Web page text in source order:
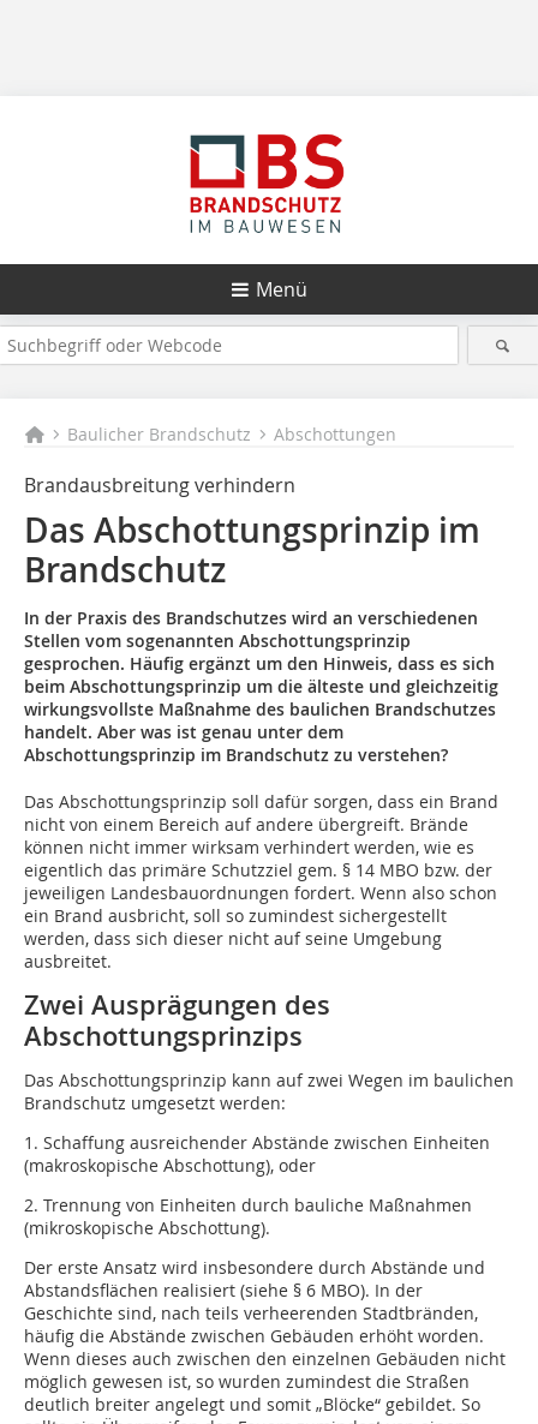
Menü
Baulicher Brandschutz Abschottungen
Brandausbreitung verhindern
Das Abschottungsprinzip im
Brandschutz
In der Praxis des Brandschutzes wird an verschiedenen
Stellen vom sogenannten Abschottungsprinzip
gesprochen. Häufig ergänzt um den Hinweis, dass es sich
beim Abschottungsprinzip um die älteste und gleichzeitig
wirkungsvollste Maßnahme des baulichen Brandschutzes
handelt. Aber was ist genau unter dem
Abschottungsprinzip im Brandschutz zu verstehen?
Das Abschottungsprinzip soll dafür sorgen, dass ein Brand
nicht von einem Bereich auf andere übergreift. Brände
können nicht immer wirksam verhindert werden, wie es
eigentlich das primäre Schutzziel gem. § 14 MBO bzw. der
jeweiligen Landesbauordnungen fordert. Wenn also schon
ein Brand ausbricht, soll so zumindest sichergestellt
werden, dass sich dieser nicht auf seine Umgebung
ausbreitet.
Zwei Ausprägungen des
Abschottungsprinzips
Das Abschottungsprinzip kann auf zwei Wegen im baulichen
Brandschutz umgesetzt werden:
1. Schaffung ausreichender Abstände zwischen Einheiten
(makroskopische Abschottung), oder
2. Trennung von Einheiten durch bauliche Maßnahmen
(mikroskopische Abschottung).
Der erste Ansatz wird insbesondere durch Abstände und
Abstandsflächen realisiert (siehe § 6 MBO). In der
Geschichte sind, nach teils verheerenden Stadtbränden,
häufig die Abstände zwischen Gebäuden erhöht worden.
Wenn dieses auch zwischen den einzelnen Gebäuden nicht
möglich gewesen ist, so wurden zumindest die Straßen
deutlich breiter angelegt und somit „Blöcke“ gebildet. So